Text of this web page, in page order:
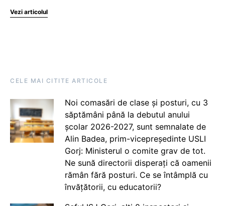
Vezi articolul
CELE MAI CITITE ARTICOLE
Noi comasări de clase și posturi, cu 3
săptămâni până la debutul anului
școlar 2026-2027, sunt semnalate de
Alin Badea, prim-vicepreședinte USLI
Gorj: Ministerul o comite grav de tot.
Ne sună directorii disperați că oamenii
rămân fără posturi. Ce se întâmplă cu
învățătorii, cu educatorii?